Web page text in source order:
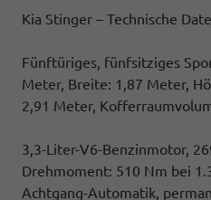
Kia Stinger – Technische
Fünftüriges, fünfsitziges
Meter, Breite: 1,87 Meter,
2,91 Meter,
3,3-Liter-V6-Benzinmotor,
Drehmoment: 510 Nm bei
Achtgang-Automatik,